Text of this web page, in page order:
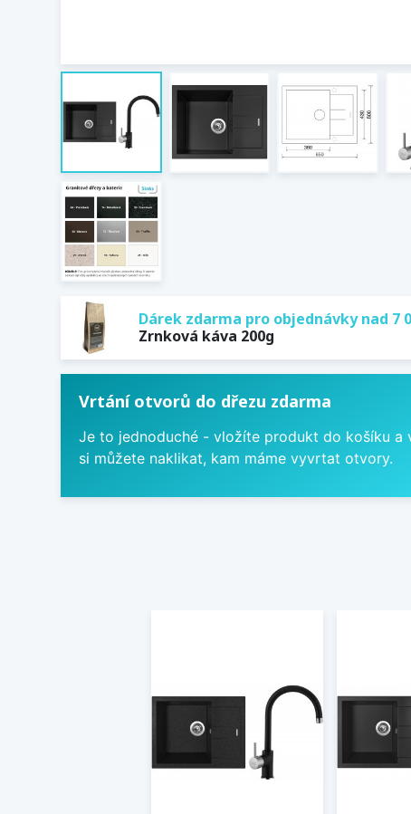
Dárek zdarma pro objednávky nad 7
Zrnková káva 200g
Vrtání otvorů do dřezu zdarma
Je to jednoduché - vložíte produkt do košíku a
si můžete naklikat, kam máme vyvrtat otvory.